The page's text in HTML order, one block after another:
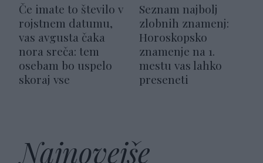
Če imate to število v
rojstnem datumu,
vas avgusta čaka
nora sreča: tem
osebam bo uspelo
skoraj vse
Seznam najbolj
zlobnih znamenj:
Horoskopsko
znamenje na 1.
mestu vas lahko
preseneti
Najnovejše